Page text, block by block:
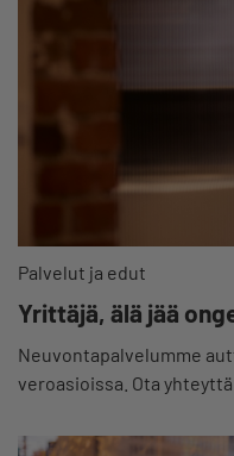
Palvelut ja edut
Yrittäjä, älä jää
Neuvontapalvelumme
veroasioissa. Ota